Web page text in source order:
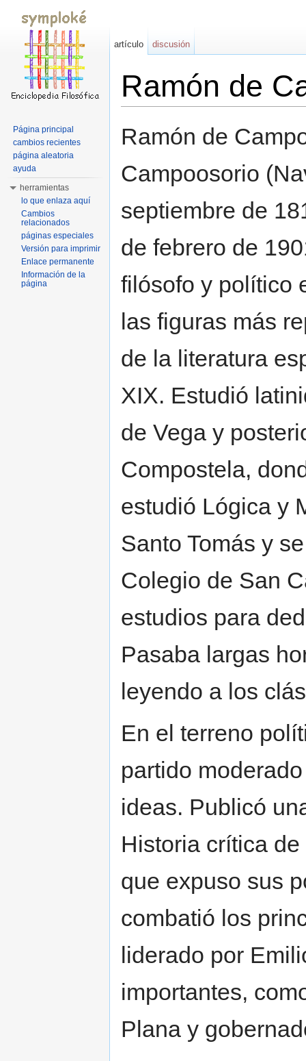
Ramón de
Ramón de
Campoosorio
septiembre de
de febrero de
filósofo y político
las figuras más
de la literatura
XIX. Estudió
de Vega y
Compostela,
estudió Lógica y
Santo Tomás y
Colegio de San
estudios para
Pasaba largas
leyendo a los
En el terreno
partido
ideas. Publicó
Historia crítica
que expuso sus
combatió los
liderado por
importantes,
Plana y
artículo discusión
Página principal
cambios recientes
página aleatoria
ayuda
herramientas
lo que enlaza aquí
Cambios
relacionados
páginas especiales
Versión para imprimir
Enlace permanente
Información de la
página